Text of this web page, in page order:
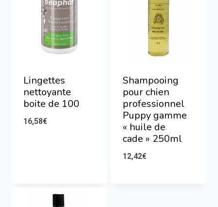
Lingettes
nettoyante
boite de 100
16,58€
Shampooing
pour chien
professionnel
Puppy gamme
« huile de
cade » 250ml
12,42€